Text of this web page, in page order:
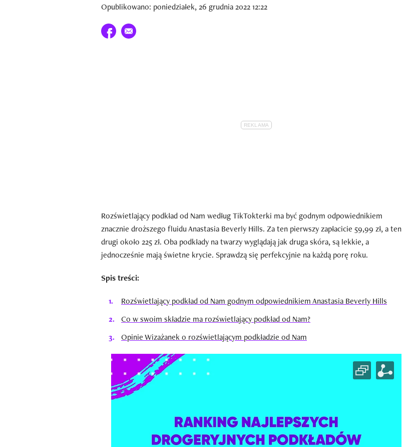
Opublikowano: poniedziałek, 26 grudnia 2022 12:22
Udostępnij na facebook
E-mail do przyjaciela
Rozświetlający podkład od Nam według TikTokterki ma być godnym odpowiednikiem
znacznie droższego fluidu Anastasia Beverly Hills. Za ten pierwszy zapłacicie 59,99 zł, a ten
drugi około 225 zł. Oba podkłady na twarzy wyglądają jak druga skóra, są lekkie, a
jednocześnie mają świetne krycie. Sprawdzą się perfekcyjnie na każdą porę roku.
Spis treści:
Rozświetlający podkład od Nam godnym odpowiednikiem Anastasia Beverly Hills
Co w swoim składzie ma rozświetlający podkład od Nam?
Opinie Wizażanek o rozświetlającym podkładzie od Nam